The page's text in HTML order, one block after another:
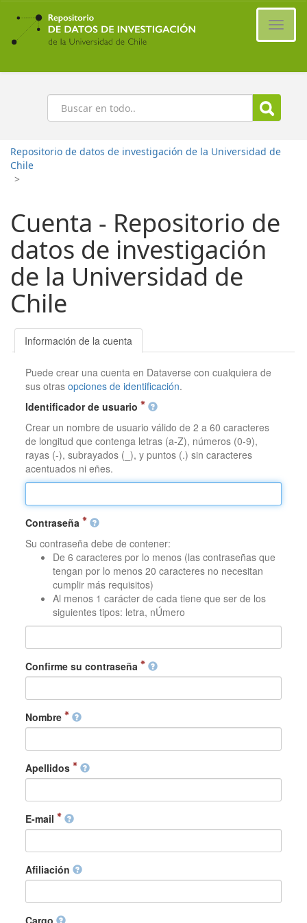
Ir
contenido
principal
Buscar
Repositorio de datos de investigación de la Universidad de
Chile
>
Cuenta - Repositorio de
datos de investigación
de la Universidad de
Chile
Información de la cuenta
Puede crear una cuenta en Dataverse con cualquiera de
sus otrasopciones de identificación.
Identificador de usuario
Crear un nombre de usuario válido de 2 a 60 caracteres
de longitud que contenga letras (a-Z), números (0-9),
rayas (-), subrayados (_), y puntos (.) sin caracteres
acentuados ni eñes.
Contraseña
Su contraseña debe de contener:
De 6 caracteres por lo menos (las contraseñas que
tengan por lo menos 20 caracteres no necesitan
cumplir más requisitos)
Al menos 1 carácter de cada tiene que ser de los
siguientes tipos: letra, nÚmero
Confirme su contraseña
Nombre
Apellidos
E-mail
Afiliación
Cargo